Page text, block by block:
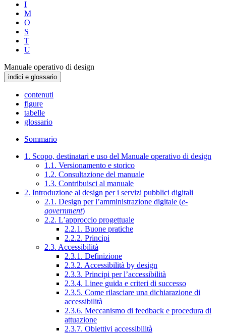
I
M
O
S
T
U
Manuale operativo di design
indici e glossario
contenuti
figure
tabelle
glossario
Sommario
1. Scopo, destinatari e uso del Manuale operativo di design
1.1. Versionamento e storico
1.2. Consultazione del manuale
1.3. Contribuisci al manuale
2. Introduzione al design per i servizi pubblici digitali
2.1. Design per l’amministrazione digitale (e-
government)
2.2. L’approccio progettuale
2.2.1. Buone pratiche
2.2.2. Principi
2.3. Accessibilità
2.3.1. Definizione
2.3.2. Accessibilità by design
2.3.3. Principi per l’accessibilità
2.3.4. Linee guida e criteri di successo
2.3.5. Come rilasciare una dichiarazione di
accessibilità
2.3.6. Meccanismo di feedback e procedura di
attuazione
2.3.7. Obiettivi accessibilità